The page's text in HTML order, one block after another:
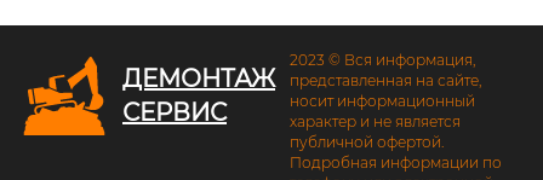
ДЕМОНТАЖ
СЕРВИС
2023 © Вся информация,
представленная на сайте,
носит информационный
характер и не является
публичной офертой.
Подробная информации по